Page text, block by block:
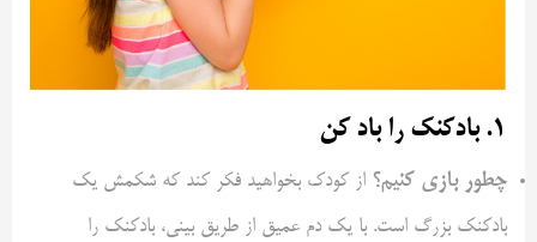
۱. بادکنک را باد کن
چطور بازی کنیم؟ از کودک بخواهید فکر کند که شکمش یک
بادکنک بزرگ است. با یک دم عمیق از طریق بینی، بادکنک را